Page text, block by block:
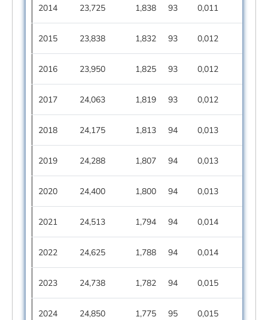
2014 23,725 1,838 93 0,011
2015 23,838 1,832 93 0,012
2016 23,950 1,825 93 0,012
2017 24,063 1,819 93 0,012
2018 24,175 1,813 94 0,013
2019 24,288 1,807 94 0,013
2020 24,400 1,800 94 0,013
2021 24,513 1,794 94 0,014
2022 24,625 1,788 94 0,014
2023 24,738 1,782 94 0,015
2024 24,850 1,775 95 0,015